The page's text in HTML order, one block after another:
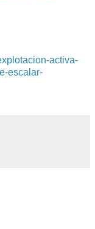
activa-
escalar-